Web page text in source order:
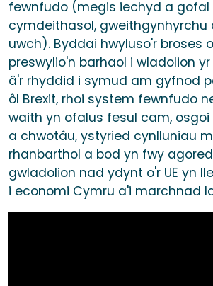
fewnfudo (megis iechyd a gofal
cymdeithasol,
uwch). Byddai hwyluso'r broses
preswylio'n barhaol i wladolion yr
â'r rhyddid i symud am gyfnod
ôl Brexit, rhoi system fewnfudo
waith yn ofalus fesul cam,
a chwotâu, ystyried cynlluniau
rhanbarthol a bod yn fwy
gwladolion nad ydynt o'r UE yn
i economi Cymru a'i marchnad